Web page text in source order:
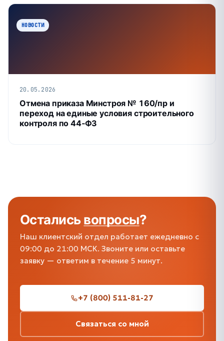
НОВОСТИ
20.05.2026
Отмена приказа Минстроя № 160/пр и
переход на единые условия строительного
контроля по 44‑ФЗ
Осталисьвопросы?
Наш клиентский отдел работает ежедневно с
09:00 до 21:00 МСК. Звоните или оставьте
заявку — ответим в течение 5 минут.
+7 (800) 511-81-27
Связаться со мной